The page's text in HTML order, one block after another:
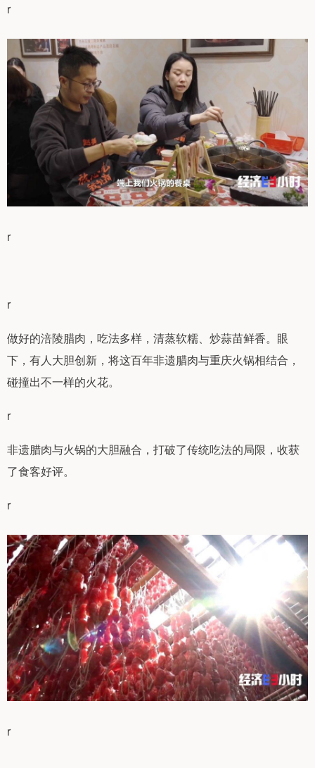
r
r
r
做好的涪陵腊肉，吃法多样，清蒸软糯、炒蒜苗鲜香。眼
下，有人大胆创新，将这百年非遗腊肉与重庆火锅相结合，
碰撞出不一样的火花。
r
非遗腊肉与火锅的大胆融合，打破了传统吃法的局限，收获
了食客好评。
r
r